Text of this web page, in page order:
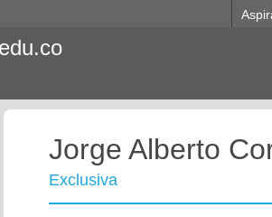
Jorge Alberto
Exclusiva